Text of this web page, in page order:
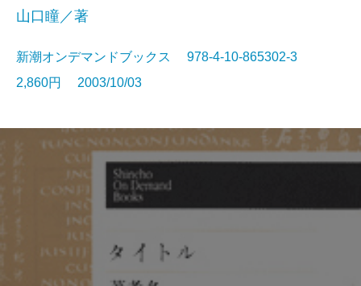
山口瞳／著
新潮オンデマンドブックス 978-4-10-865302-3
2,860円 2003/10/03